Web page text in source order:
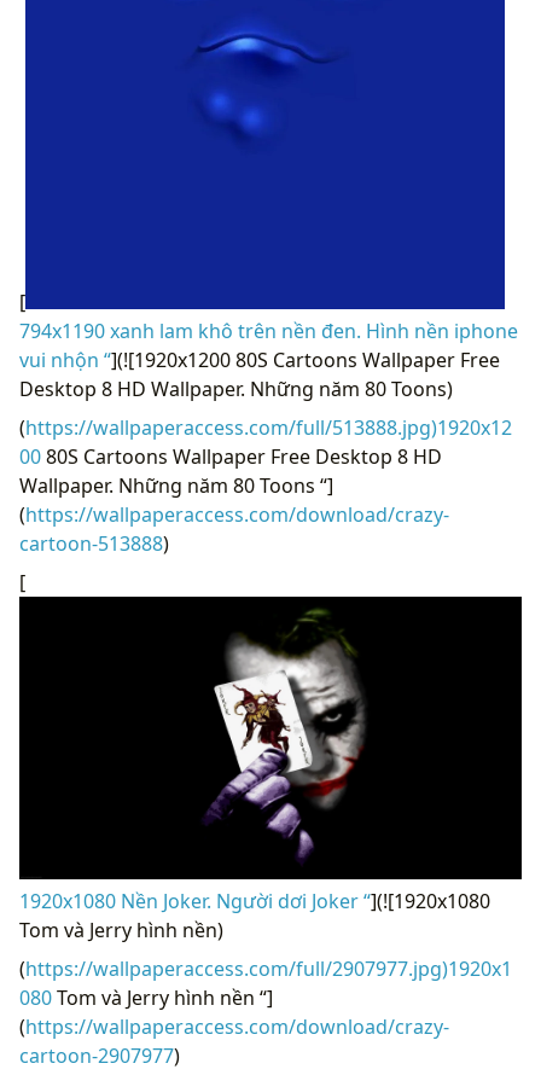
[
794x1190 xanh lam khô trên nền đen. Hình nền iphone
vui nhộn “](![1920x1200 80S Cartoons Wallpaper Free
Desktop 8 HD Wallpaper. Những năm 80 Toons)
(https://wallpaperaccess.com/full/513888.jpg)1920x12
0080S Cartoons Wallpaper Free Desktop 8 HD
Wallpaper. Những năm 80 Toons “]
(https://wallpaperaccess.com/download/crazy-
cartoon-513888)
[
1920x1080 Nền Joker. Người dơi Joker “](![1920x1080
Tom và Jerry hình nền)
(https://wallpaperaccess.com/full/2907977.jpg)1920x1
080Tom và Jerry hình nền “]
(https://wallpaperaccess.com/download/crazy-
cartoon-2907977)